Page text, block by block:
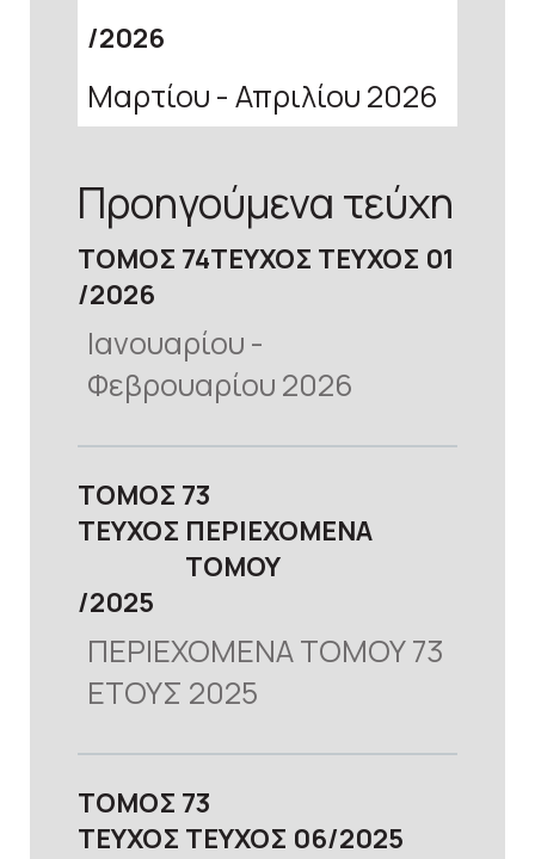
2026
Μαρτίου - Απριλίου 2026
Προηγούμενα τεύχη
ΤΟΜΟΣ 74ΤΕΥΧΟΣ ΤΕΥΧΟΣ 01
2026
Ιανουαρίου -
Φεβρουαρίου 2026
προβολή
ΤΟΜΟΣ 73
ΤΕΥΧΟΣ ΠΕΡΙΕΧΟΜΕΝΑ
ΤΟΜΟΥ
2025
ΠΕΡΙΕΧΟΜΕΝΑ ΤΟΜΟΥ 73
ΕΤΟΥΣ 2025
ΤΟΜΟΣ 73
ΤΕΥΧΟΣ ΤΕΥΧΟΣ 06 2025